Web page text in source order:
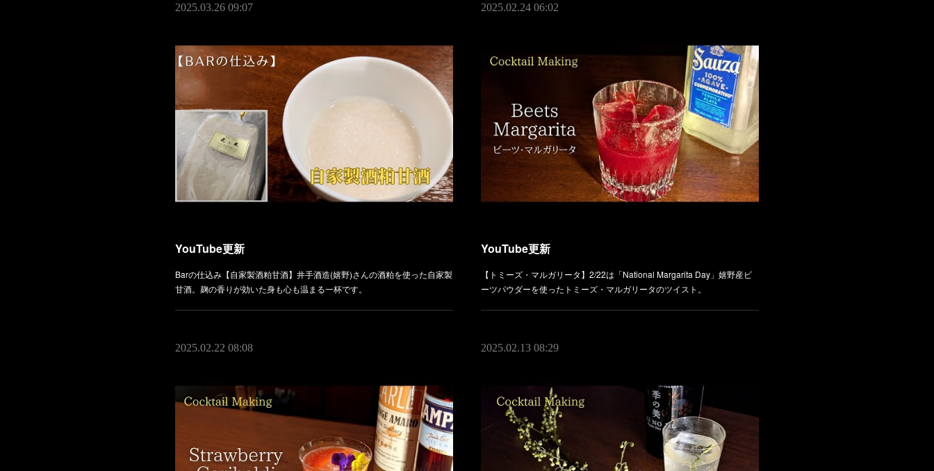
2025.03.26 09:07
YouTube更新
Barの仕込み【自家製酒粕甘酒】井手酒造(嬉野)さんの酒粕を使った自家製
甘酒。麹の香りが効いた身も心も温まる一杯です。
2025.02.24 06:02
YouTube更新
【トミーズ・マルガリータ】2/22は「National Margarita Day」嬉野産ビ
ーツパウダーを使ったトミーズ・マルガリータのツイスト。
2025.02.22 08:08 2025.02.13 08:29